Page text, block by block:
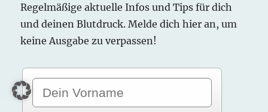
Schlaf
entsteht
Regelmäßige aktuelle Infos und Tips für dich
und deinen Blutdruck. Melde dich hier an, um
keine Ausgabe zu verpassen!